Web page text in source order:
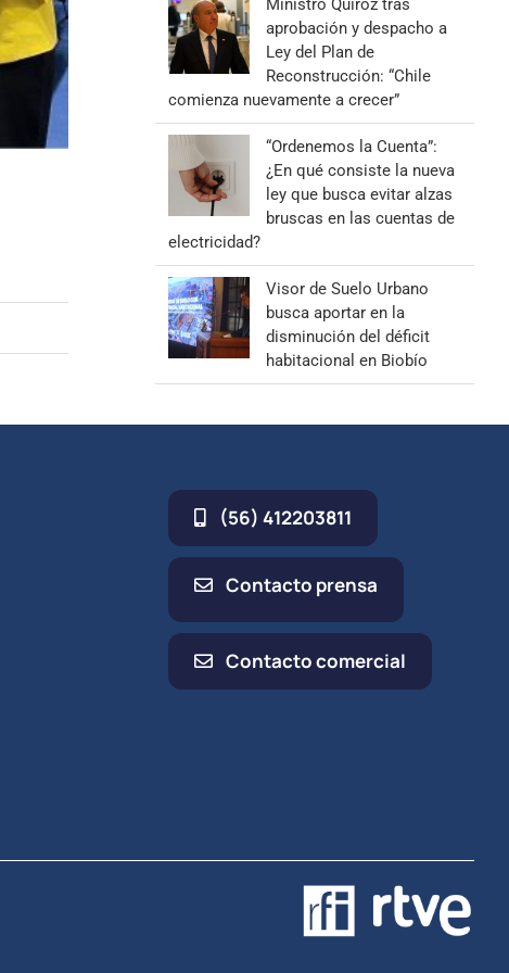
Ministro Quiroz tras
aprobación y despacho a
Ley del Plan de
Reconstrucción: “Chile
comienza nuevamente a crecer”
“Ordenemos la Cuenta”:
¿En qué consiste la nueva
ley que busca evitar alzas
bruscas en las cuentas de
electricidad?
Visor de Suelo Urbano
busca aportar en la
disminución del déficit
habitacional en Biobío
(56) 412203811
Contacto prensa
Contacto comercial